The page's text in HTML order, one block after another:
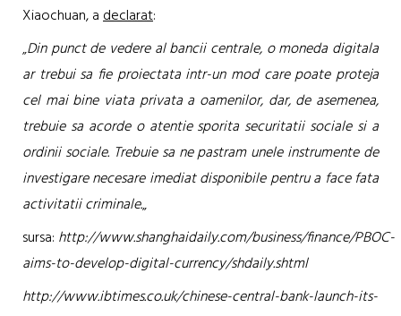
Xiaochuan, adeclarat:
„Din punct de vedere al bancii centrale, o moneda digitala
ar trebui sa fie proiectata intr-un mod care poate proteja
cel mai bine viata privata a oamenilor, dar, de asemenea,
trebuie sa acorde o atentie sporita securitatii sociale si a
ordinii sociale. Trebuie sa ne pastram unele instrumente de
investigare necesare imediat disponibile pentru a face fata
activitatii criminale.„
sursa: http://www.shanghaidaily.com/business/finance/PBOC-
aims-to-develop-digital-currency/shdaily.shtml
http://www.ibtimes.co.uk/chinese-central-bank-launch-its-